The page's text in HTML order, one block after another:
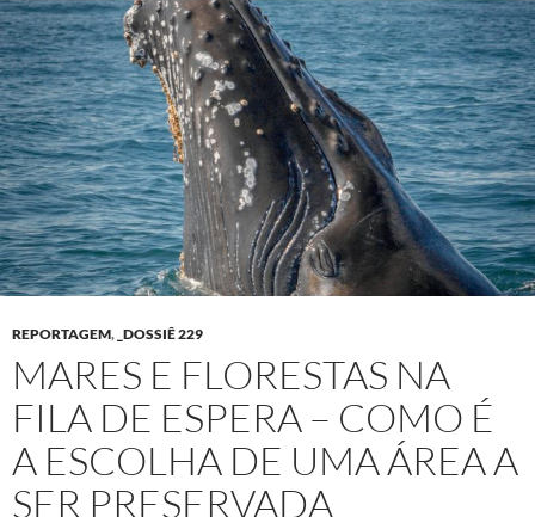
REPORTAGEM, _DOSSIÊ 229
MARES E FLORESTAS NA
FILA DE ESPERA – COMO É
A ESCOLHA DE UMA ÁREA A
SER PRESERVADA